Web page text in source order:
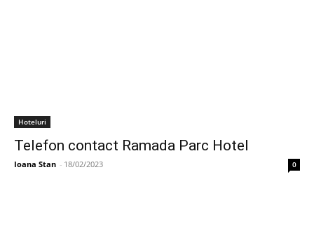
Hoteluri
Telefon contact Ramada Parc Hotel
Ioana Stan - 18/02/2023 0